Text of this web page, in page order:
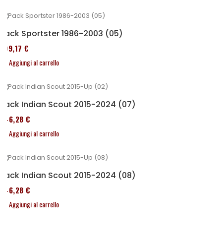
Pack Sportster 1986-2003 (05)
299,17 €
Aggiungi al carrello
Pack Indian Scout 2015-2024 (07)
246,28 €
Aggiungi al carrello
Pack Indian Scout 2015-2024 (08)
246,28 €
Aggiungi al carrello